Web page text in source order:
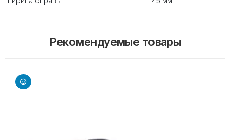
Рекомендуемые товары